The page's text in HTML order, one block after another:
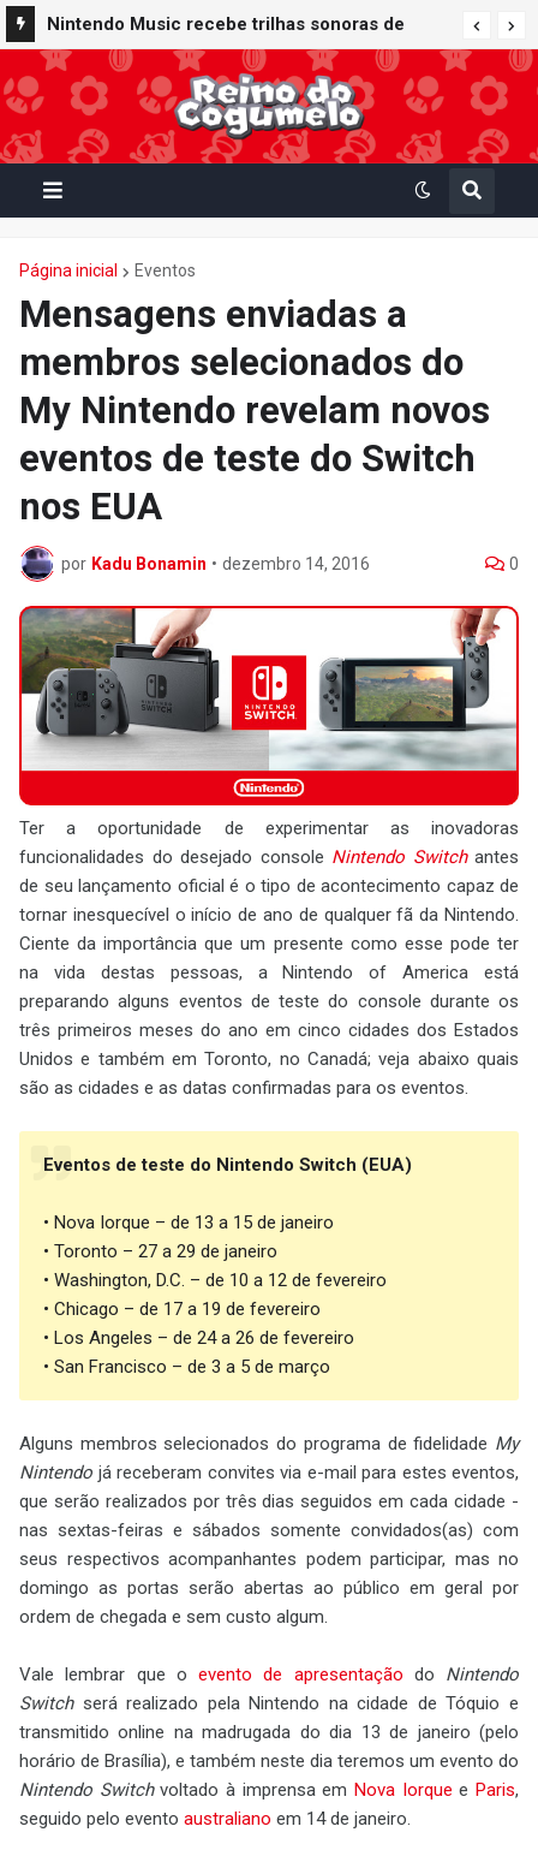
Nintendo Music recebe trilhas sonoras de
Virtual Boy Wario Land, Mario Clash e Mario's
Tennis em adição histórica ao catálogo
Página inicial Eventos
Mensagens enviadas a
membros selecionados do
My Nintendo revelam novos
eventos de teste do Switch
nos EUA
por Kadu Bonamin • dezembro 14, 2016 0
Ter a oportunidade de experimentar as inovadoras
funcionalidades do desejado console Nintendo Switchantes
de seu lançamento oficial é o tipo de acontecimento capaz de
tornar inesquecível o início de ano de qualquer fã da Nintendo.
Ciente da importância que um presente como esse pode ter
na vida destas pessoas, a Nintendo of America está
preparando alguns eventos de teste do console durante os
três primeiros meses do ano em cinco cidades dos Estados
Unidos e também em Toronto, no Canadá; veja abaixo quais
são as cidades e as datas confirmadas para os eventos.
Eventos de teste do Nintendo Switch (EUA)
• Nova Iorque – de 13 a 15 de janeiro
• Toronto – 27 a 29 de janeiro
• Washington, D.C. – de 10 a 12 de fevereiro
• Chicago – de 17 a 19 de fevereiro
• Los Angeles – de 24 a 26 de fevereiro
• San Francisco – de 3 a 5 de março
Alguns membros selecionados do programa de fidelidade My
Nintendo já receberam convites via e-mail para estes eventos,
que serão realizados por três dias seguidos em cada cidade -
nas sextas-feiras e sábados somente convidados(as) com
seus respectivos acompanhantes podem participar, mas no
domingo as portas serão abertas ao público em geral por
ordem de chegada e sem custo algum.
Vale lembrar que o evento de apresentação do Nintendo
Switchserá realizado pela Nintendo na cidade de Tóquio e
transmitido online na madrugada do dia 13 de janeiro (pelo
horário de Brasília), e também neste dia teremos um evento do
Nintendo Switchvoltado à imprensa em Nova Iorque e Paris,
seguido pelo evento australiano em 14 de janeiro.